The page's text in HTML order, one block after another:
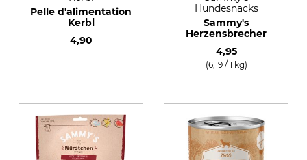
Pelle d'alimentation
Kerbl
4,90
Hundesnacks
Sammy's
Herzensbrecher
4,95
(6,19 / 1 kg)